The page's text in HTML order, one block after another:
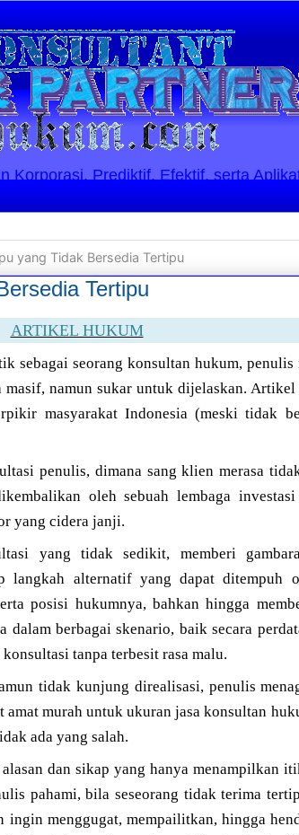
Korporasi. Prediktif, Efektif, serta
yang Tidak Bersedia Tertipu
Tertipu
ARTIKEL HUKUM
sebagai seorang konsultan hukum,
namun sukar untuk dijelaskan.
masyarakat Indonesia (meski tidak
penulis, dimana sang klien merasa
oleh sebuah lembaga
yang cidera janji.
yang tidak sedikit, memberi
langkah alternatif yang dapat ditempuh
posisi hukumnya, bahkan hingga
berbagai skenario, baik secara
tanpa terbesit rasa malu.
tidak kunjung direalisasi, penulis
murah untuk ukuran jasa konsultan
ada yang salah.
dan sikap yang hanya menampilkan
pahami, bila seseorang tidak terima
menggugat, mempailitkan, hingga